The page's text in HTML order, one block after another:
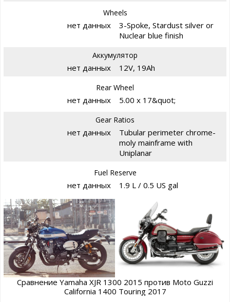
Wheels
нет данных
3-Spoke, Stardust silver or
Nuclear blue finish
Аккумулятор
нет данных 12V, 19Ah
Rear Wheel
нет данных 5.00 x 17&quot;
Gear Ratios
нет данных
Tubular perimeter chrome-
moly mainframe with
Uniplanar
Fuel Reserve
нет данных 1.9 L / 0.5 US gal
Сравнение Yamaha XJR 1300 2015 против Moto Guzzi
California 1400 Touring 2017